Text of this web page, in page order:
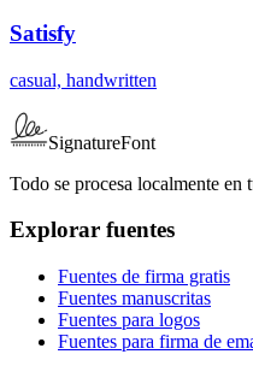
Satisfy
casual, handwritten
SignatureFont
Todo se procesa localmente en
Explorar fuentes
Fuentes de firma gratis
Fuentes manuscritas
Fuentes para logos
Fuentes para firma de